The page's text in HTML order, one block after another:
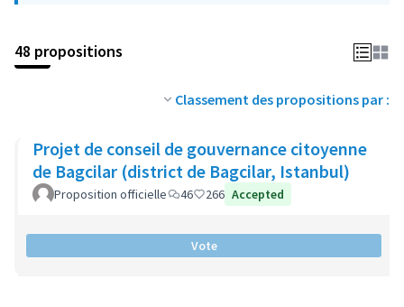
48 propositions
Classement des propositions par :
Projet de conseil de gouvernance citoyenne
de Bagcilar (district de Bagcilar, Istanbul)
Proposition officielle 46 266 Accepted
Vote